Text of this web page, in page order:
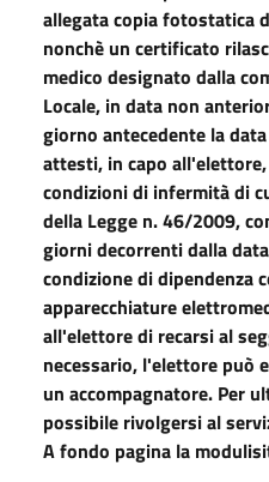
allegata copia fotostatica
nonchè un certificato
medico designato dalla
Locale, in data non
giorno antecedente la
attesti, in capo
condizioni di infermità di
della Legge n. 46/2009,
giorni decorrenti dalla
condizione di dipendenza
apparecchiature
all'elettore di recarsi al
necessario, l'elettore può
un accompagnatore. Per
possibile rivolgersi al
A fondo pagina la